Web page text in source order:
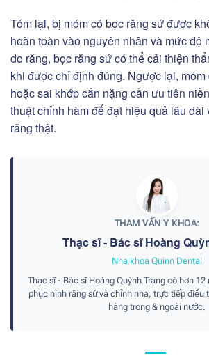
Tóm lại, bị móm có bọc răng sứ được
hoàn toàn vào nguyên nhân và mức độ
do răng, bọc răng sứ có thể cải thiện
khi được chỉ định đúng. Ngược lại,
hoặc sai khớp cắn nặng cần ưu tiên
thuật chỉnh hàm để đạt hiệu quả lâu dài
răng thật.
THAM VẤN Y KHOA:
Thạc sĩ - Bác sĩ Hoàng
Nha khoa Quinn Dental
Thạc sĩ - Bác sĩ Hoàng Quỳnh Trang có hơn
phục hình răng sứ và chỉnh nha, trực tiếp điều
hàng trong & ngoài nước.